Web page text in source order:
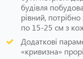
будівля
рівний,
по 15-25 см з
Додаткові
«кривизна»